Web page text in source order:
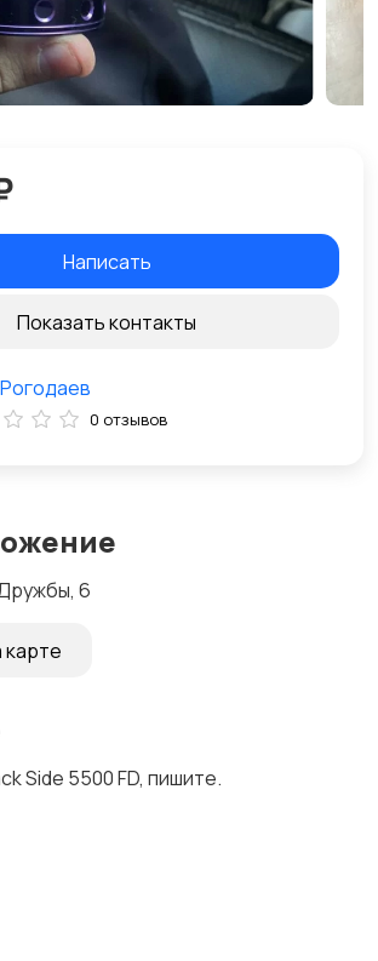
6
Side 5500 FD, пишите.
Написать
Показать контакты
0 отзывов